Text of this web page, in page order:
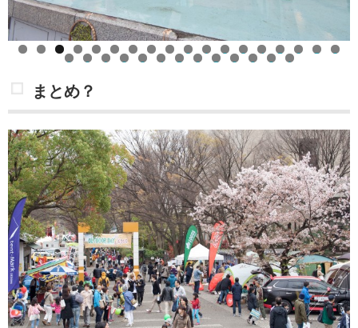
0 1 2 3 4 5 6 7 8
9 0 1 2 3 4 5 6 7 8 9 0 1
まとめ？